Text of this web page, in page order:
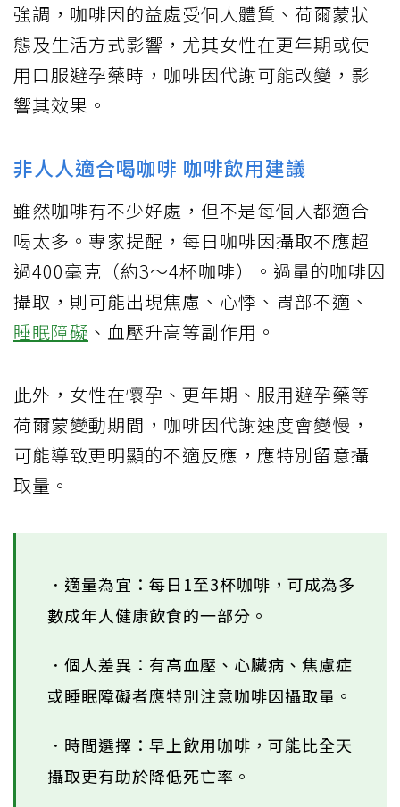
強調，咖啡因的益處受個人體質、荷爾蒙狀
態及生活方式影響，尤其女性在更年期或使
用口服避孕藥時，咖啡因代謝可能改變，影
響其效果。
非人人適合喝咖啡 咖啡飲用建議
雖然咖啡有不少好處，但不是每個人都適合
喝太多。專家提醒，每日咖啡因攝取不應超
過400毫克（約3～4杯咖啡）。過量的咖啡因
攝取，則可能出現焦慮、心悸、胃部不適、
睡眠障礙 、血壓升高等副作用。
此外，女性在懷孕、更年期、服用避孕藥等
荷爾蒙變動期間，咖啡因代謝速度會變慢，
可能導致更明顯的不適反應，應特別留意攝
取量。
．適量為宜：每日1至3杯咖啡，可成為多
數成年人健康飲食的一部分。
．個人差異：有高血壓、心臟病、焦慮症
或睡眠障礙者應特別注意咖啡因攝取量。
．時間選擇：早上飲用咖啡，可能比全天
攝取更有助於降低死亡率。